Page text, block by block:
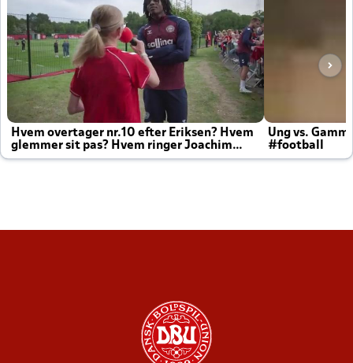
Hvem overtager nr.10 efter Eriksen? Hvem
glemmer sit pas? Hvem ringer Joachim
altid til efter kampe?
Ung vs.
#football